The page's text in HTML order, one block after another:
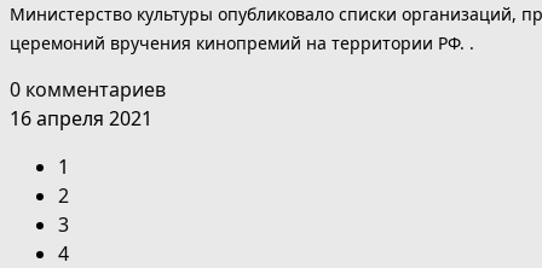
Министерство культуры опубликовало списки организаций,
церемоний вручения кинопремий на территории РФ. .
0 комментариев
16 апреля 2021
1
2
3
4